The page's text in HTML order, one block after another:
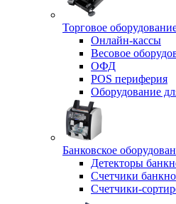
Торговое
Онлайн-кассы
Весовое
ОФД
POS периферия
Оборудование
Банковское
Детекторы
Счетчики
Счетчики-